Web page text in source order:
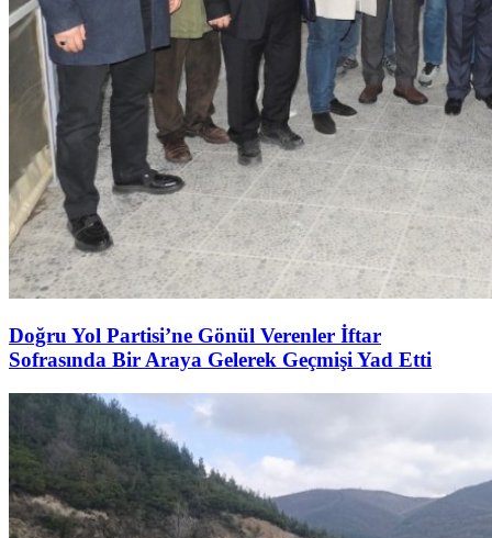
Doğru Yol Partisi’ne Gönül Verenler İftar
Sofrasında Bir Araya Gelerek Geçmişi Yad Etti